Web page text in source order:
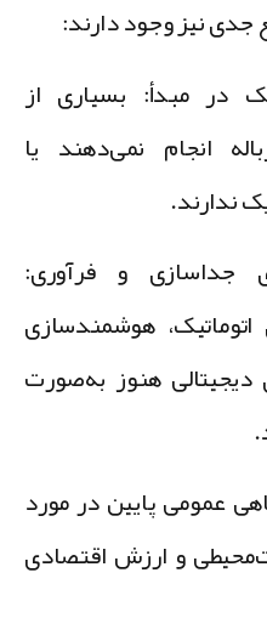
نیز وجود دارند:
مبدأ: بسیاری از
انجام نمی‌دهند یا
و فرآوری:
هوشمندسازی
هنوز به‌صورت
پاییندر مورد
و ارزش اقتصادی